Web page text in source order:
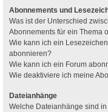
Abonnements und
Was ist der Unterschied
Abonnements für ein Thema
Wie kann ich ein
abonnieren?
Wie kann ich ein Forum
Wie deaktiviere ich meine
Dateianhänge
Welche Dateianhänge sind